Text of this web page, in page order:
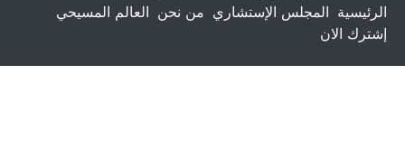
الرئيسية المجلس الإستشاري من نحن العالم المسيحي
إشترك الان